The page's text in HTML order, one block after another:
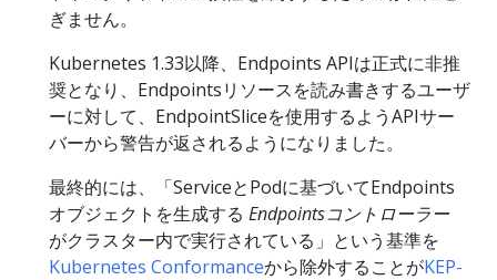
ぎません。
Kubernetes 1.33以降、Endpoints APIは正式に非推
奨となり、Endpointsリソースを読み書きするユーザ
ーに対して、EndpointSliceを使用するようAPIサー
バーから警告が返されるようになりました。
最終的には、「ServiceとPodに基づいてEndpoints
オブジェクトを生成する Endpointsコントローラー
がクラスター内で実行されている」という基準を
Kubernetes Conformanceから除外することがKEP-